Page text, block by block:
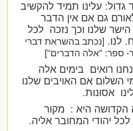
עלינו תמיד להקשיב
גם אם אין הדבר
שלנו וכך נזכה לכל
לנו.[נכתב בהשראת דברי
ספר: "אלה הדברים"]
רואים בימים אלה
אם האויבים שלנו
אסונות.
הקדושה היא : מקור
יהודי המחובר אליה.